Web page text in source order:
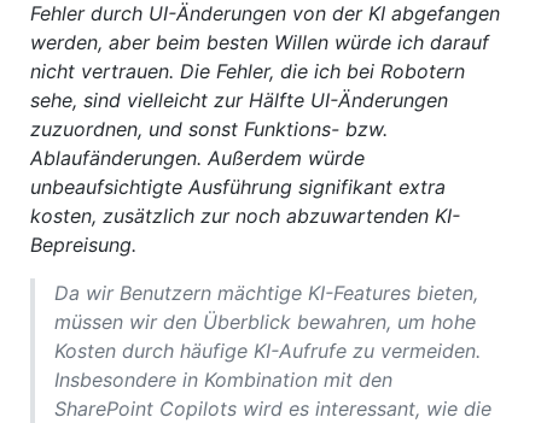
Fehler durch UI-Änderungen von der KI abgefangen
werden, aber beim besten Willen würde ich darauf
nicht vertrauen. Die Fehler, die ich bei Robotern
sehe, sind vielleicht zur Hälfte UI-Änderungen
zuzuordnen, und sonst Funktions- bzw.
Ablaufänderungen. Außerdem würde
unbeaufsichtigte Ausführung signifikant extra
kosten, zusätzlich zur noch abzuwartenden KI-
Bepreisung.
Da wir Benutzern mächtige KI-Features bieten,
müssen wir den Überblick bewahren, um hohe
Kosten durch häufige KI-Aufrufe zu vermeiden.
Insbesondere in Kombination mit den
SharePoint Copilots wird es interessant, wie die